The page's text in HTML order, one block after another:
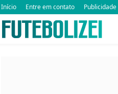
Início Entre em contato Publicidade